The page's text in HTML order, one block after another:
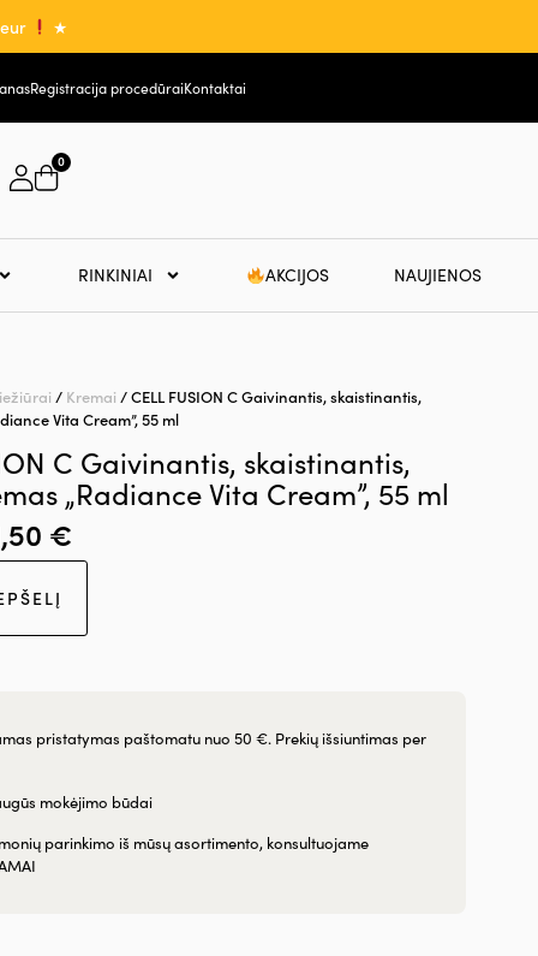
★
Registracija procedūraiKontaktai
0
RINKINIAI AKCIJOS NAUJIENOS
/ Kremai / CELL FUSION C Gaivinantis, skaistinantis,
Vita Cream”, 55 ml
C Gaivinantis, skaistinantis,
„Radiance Vita Cream”, 55 ml
€
pristatymas paštomatu nuo 50 €. Prekių išsiuntimas per
mokėjimo būdai
parinkimo iš mūsų asortimento, konsultuojame